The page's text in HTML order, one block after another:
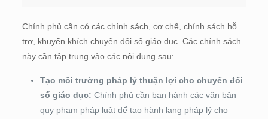
Chính phủ cần có các chính sách, cơ chế, chính sách hỗ
trợ, khuyến khích chuyển đổi số giáo dục. Các chính sách
này cần tập trung vào các nội dung sau:
Tạo môi trường pháp lý thuận lợi cho chuyển đổi
số giáo dục: Chính phủ cần ban hành các văn bản
quy phạm pháp luật để tạo hành lang pháp lý cho